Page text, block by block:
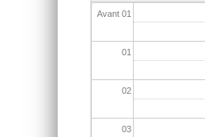
Avant 01
01
02
03